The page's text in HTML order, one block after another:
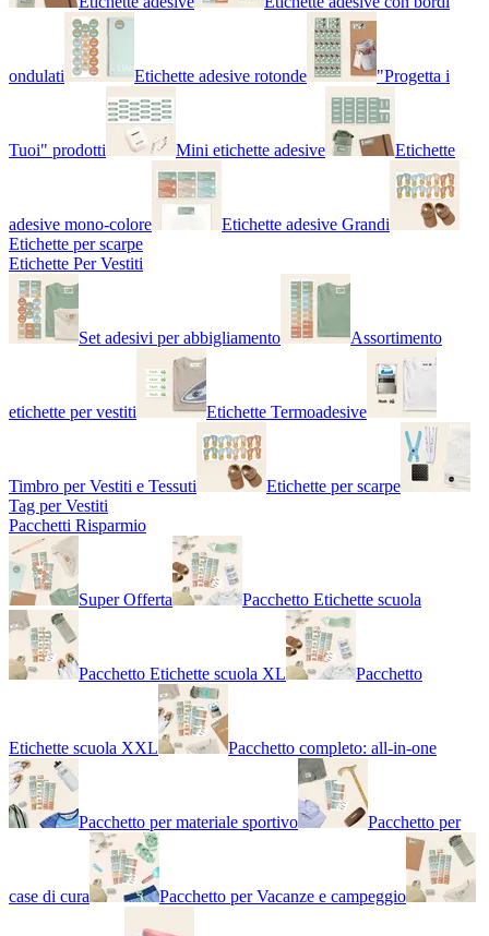
ondulati Etichette adesive rotonde "Progetta i
Tuoi" prodotti Mini etichette adesive Etichette
adesive mono-colore
Etichette adesive Grandi
Etichette per scarpe
Etichette Per Vestiti
Set adesivi per abbigliamento Assortimento
etichette per vestiti Etichette Termoadesive
Timbro per Vestiti e Tessuti
Etichette per scarpe
Tag per Vestiti
Pacchetti Risparmio
Super Offerta Pacchetto Etichette scuola
Pacchetto Etichette scuola XL Pacchetto
Etichette scuola XXL Pacchetto completo: all-in-one
Pacchetto per materiale sportivo Pacchetto per
case di cura Pacchetto per Vacanze e campeggio